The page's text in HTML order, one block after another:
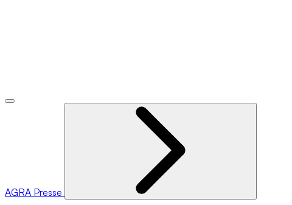
AGRA Presse